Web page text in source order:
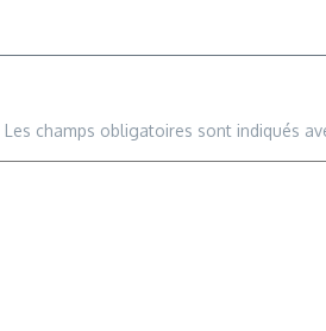
Les champs obligatoires sont indiqués